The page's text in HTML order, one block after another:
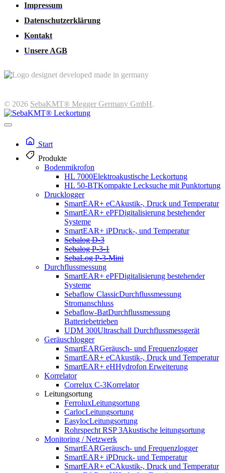
Impressum
Datenschutzerklärung
Kontakt
Unsere AGB
© 2026 SebaKMT® Megger Germany GmbH.
Start
Produkte
Bodenmikrofon
HL 7000Elektroakustische Leckortung
HL 50-BTKompakte Lecksuche mit Punktortung
Drucklogger
SmartEAR+ eCAkustik-, Druck und Temperatur
SmartEAR+ ePFDigitalisierung bestehender
Systeme
SmartEAR+ iPDruck-, und Temperatur
Sebalog D-3
Sebalog P-3-1
SebaLog P-3-Mini
Durchflussmessung
SmartEAR+ ePFDigitalisierung bestehender
Systeme
Sebaflow ClassicDurchflussmessung
Stromanschluss
Sebaflow-BatDurchflussmessung
Batteriebetrieben
UDM 300Ultraschall Durchflussmessgerät
Geräuschlogger
SmartEARGeräusch- und Frequenzlogger
SmartEAR+ eCAkustik-, Druck und Temperatur
SmartEAR+ eHHydrofon Erweiterung
Korrelator
Correlux C-3Korrelator
Leitungsortung
FerroluxLeitungsortung
CarlocLeitungsortung
EasylocLeitungsortung
Rohrspecht RSP 3Akustische leitungsortung
Monitoring / Netzwerk
SmartEARGeräusch- und Frequenzlogger
SmartEAR+ iPDruck- und Temperatur
SmartEAR+ eCAkustik-, Druck und Temperatur